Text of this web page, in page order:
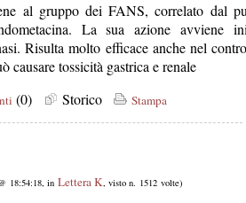
al gruppo dei FANS, correlato dal
La sua azione avviene
Risulta molto efficace anche nel
causare tossicità gastrica e renale
(0) Storico Stampa
18:54:18, in Lettera K, visto n. 1512 volte)